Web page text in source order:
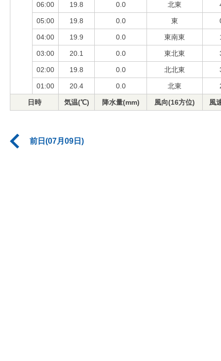
06:00 19.8 0.0 北東
05:00 19.8 0.0 東
04:00 19.9 0.0 東南東
03:00 20.1 0.0 東北東
02:00 19.8 0.0 北北東
01:00 20.4 0.0 北東
日時 気温(℃) 降水量(mm) 風向(16方位) 風
前日(07月09日)